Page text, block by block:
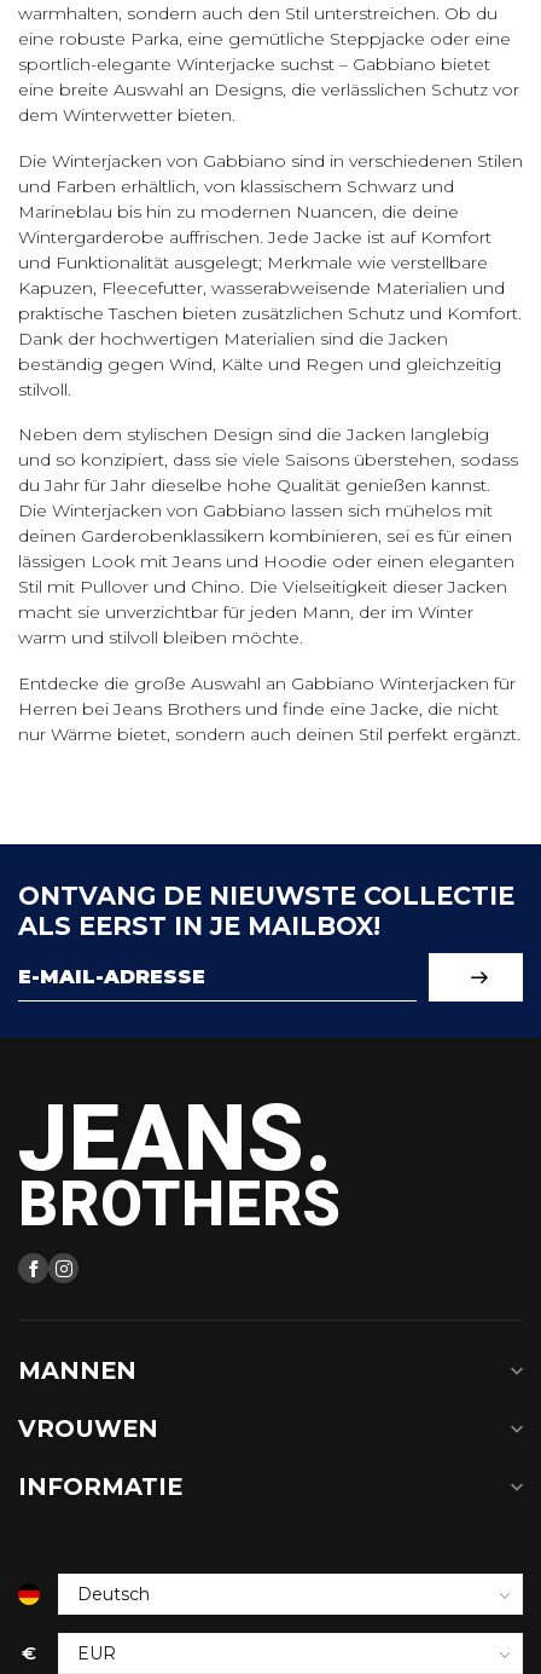
warmhalten, sondern auch den Stil unterstreichen. Ob du
eine robuste Parka, eine gemütliche Steppjacke oder eine
sportlich-elegante Winterjacke suchst – Gabbiano bietet
eine breite Auswahl an Designs, die verlässlichen Schutz vor
dem Winterwetter bieten.
Die Winterjacken von Gabbiano sind in verschiedenen Stilen
und Farben erhältlich, von klassischem Schwarz und
Marineblau bis hin zu modernen Nuancen, die deine
Wintergarderobe auffrischen. Jede Jacke ist auf Komfort
und Funktionalität ausgelegt; Merkmale wie verstellbare
Kapuzen, Fleecefutter, wasserabweisende Materialien und
praktische Taschen bieten zusätzlichen Schutz und Komfort.
Dank der hochwertigen Materialien sind die Jacken
beständig gegen Wind, Kälte und Regen und gleichzeitig
stilvoll.
Neben dem stylischen Design sind die Jacken langlebig
und so konzipiert, dass sie viele Saisons überstehen, sodass
du Jahr für Jahr dieselbe hohe Qualität genießen kannst.
Die Winterjacken von Gabbiano lassen sich mühelos mit
deinen Garderobenklassikern kombinieren, sei es für einen
lässigen Look mit Jeans und Hoodie oder einen eleganten
Stil mit Pullover und Chino. Die Vielseitigkeit dieser Jacken
macht sie unverzichtbar für jeden Mann, der im Winter
warm und stilvoll bleiben möchte.
Entdecke die große Auswahl an Gabbiano Winterjacken für
Herren bei Jeans Brothers und finde eine Jacke, die nicht
nur Wärme bietet, sondern auch deinen Stil perfekt ergänzt.
ONTVANG DE NIEUWSTE COLLECTIE
ALS EERST IN JE MAILBOX!
JEANS.
BROTHERS
MANNEN
VROUWEN
INFORMATIE
€